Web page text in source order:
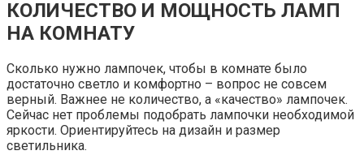
КОЛИЧЕСТВО И МОЩНОСТЬ ЛАМП
НА КОМНАТУ
Сколько нужно лампочек, чтобы в комнате было
достаточно светло и комфортно – вопрос не совсем
верный. Важнее не количество, а «качество» лампочек.
Сейчас нет проблемы подобрать лампочки необходимой
яркости. Ориентируйтесь на дизайн и размер
светильника.